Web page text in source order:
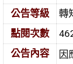
公告等級
轉
點閱次數
公告內容
因